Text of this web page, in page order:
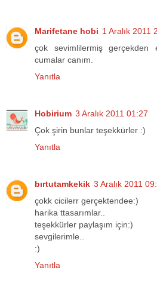
Marifetane hobi 1 Aralık 2011
çok sevimlilermiş gerçekden
cumalar canım.
Yanıtla
Hobirium 3 Aralık 2011 01:27
Çok şirin bunlar teşekkürler :)
Yanıtla
bırtutamkekik 3 Aralık 2011
çokk cicilerr gerçektendee:)
harika ttasarımlar..
teşekkürler paylaşım için:)
sevgilerimle..
:)
Yanıtla